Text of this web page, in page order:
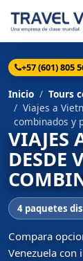
+57 (601) 805
Inicio
Tours
Viajes a
combinados y
VIAJES
DESDE
4 paquetes
Compara
Venezuela con